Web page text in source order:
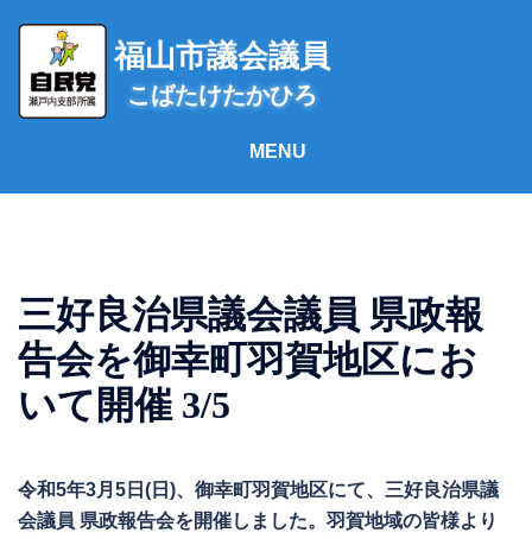
ス
福山市議会議員
こばたけたかひろ
三好良治県議会議員 県政報
告会を御幸町羽賀地区にお
いて開催 3/5
令和5年3月5日(日)、御幸町羽賀地区にて、三好良治県議
会議員 県政報告会を開催しました。羽賀地域の皆様より